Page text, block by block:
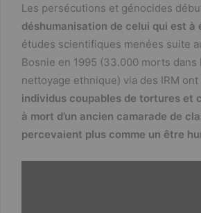
c
e
b
o
o
k
itt
er
ta
g
er
Les persécutions et génocides
déshumanisation de celui qui est à
études scientifiques menées suite
Bosnie en 1995 (33.000 morts dans
nettoyage ethnique) via des IRM
individus coupables de tortures et
à mort d’un ancien camarade de
percevaient plus comme un être